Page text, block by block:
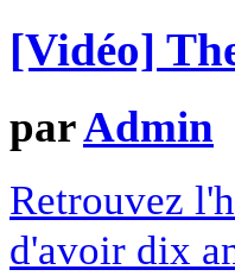
[Vidéo]
parAdmin
Retrouvez
d'avoir dix